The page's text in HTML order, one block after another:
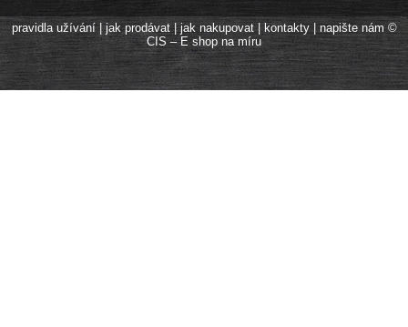
pravidla užívání|jak prodávat|jak nakupovat| kontakty| napište nám ©
CIS – E shop na míru